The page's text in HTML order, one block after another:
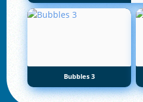
Bubbles 3